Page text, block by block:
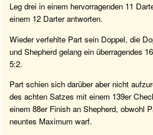
Leg drei in einem hervorragenden 11
einem 12 Darter antworten.
Wieder verfehlte Part sein Doppel, die
und Shepherd gelang ein überragendes
5:2.
Part schien sich darüber aber nicht
des achten Satzes mit einem 139er
einem 88er Finish an Shepherd, obwohl
neuntes Maximum warf.